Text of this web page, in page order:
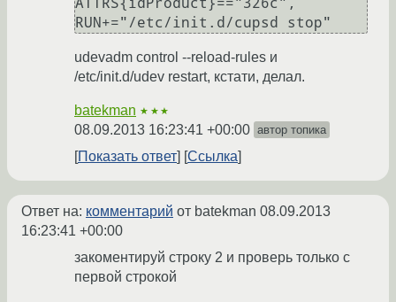
ATTRS{idProduct}=="326c",
RUN+="/etc/init.d/cupsd stop"
udevadm control --reload-rules и
/etc/init.d/udev restart, кстати, делал.
batekman ★★★
08.09.2013 16:23:41 +00:00 автор топика
Показать ответ Ссылка
Ответ на: комментарий от batekman 08.09.2013
16:23:41 +00:00
закоментируй строку 2 и проверь только с
первой строкой